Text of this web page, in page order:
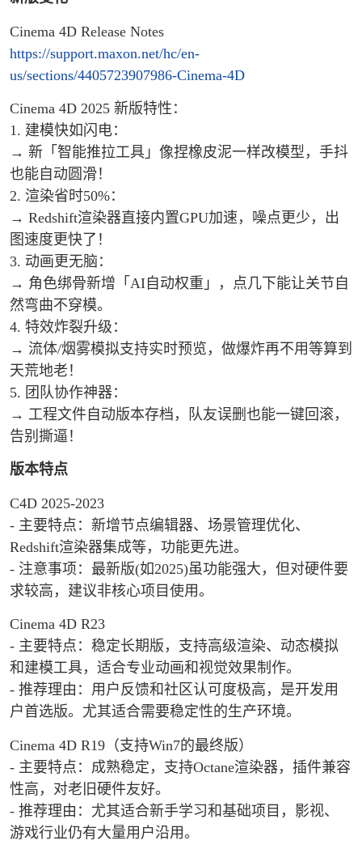
Cinema 4D Release Notes
https://support.maxon.net/hc/en-
us/sections/4405723907986-Cinema-4D
Cinema 4D 2025 新版特性：
1. 建模快如闪电：
→ 新「智能推拉工具」像捏橡皮泥一样改模型，手抖
也能自动圆滑！
2. 渲染省时50%：
→ Redshift渲染器直接内置GPU加速，噪点更少，出
图速度更快了！
3. 动画更无脑：
→ 角色绑骨新增「AI自动权重」，点几下能让关节自
然弯曲不穿模。
4. 特效炸裂升级：
→ 流体/烟雾模拟支持实时预览，做爆炸再不用等算到
天荒地老！
5. 团队协作神器：
→ 工程文件自动版本存档，队友误删也能一键回滚，
告别撕逼！
版本特点
C4D 2025-2023
- 主要特点：新增节点编辑器、场景管理优化、
Redshift渲染器集成等，功能更先进。
- 注意事项：最新版(如2025)虽功能强大，但对硬件要
求较高，建议非核心项目使用。
Cinema 4D R23
- 主要特点：稳定长期版，支持高级渲染、动态模拟
和建模工具，适合专业动画和视觉效果制作。
- 推荐理由：用户反馈和社区认可度极高，是开发用
户首选版。尤其适合需要稳定性的生产环境。
Cinema 4D R19（支持Win7的最终版）
- 主要特点：成熟稳定，支持Octane渲染器，插件兼容
性高，对老旧硬件友好。
- 推荐理由：尤其适合新手学习和基础项目，影视、
游戏行业仍有大量用户沿用。